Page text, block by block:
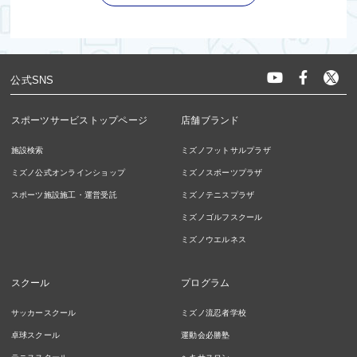
公式SNS
スポーツサービストップページ
施設検索
ミズノ公式オンラインショップ
スポーツ施設施工・運営受託
店舗ブランド
ミズノフットサルプラザ
ミズノスポーツプラザ
ミズノテニスプラザ
ミズノゴルフスクール
ミズノウエルネス
スクール
サッカースクール
卓球スクール
プログラム
ミズノ流忍者学校
運動会必勝塾